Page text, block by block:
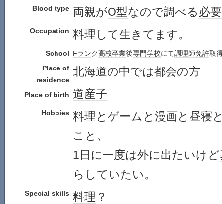
Blood type 両親がO型なので調べる必要
Occupation 料理 して生きて ます。
School Fランク高校卒業後専門学校にて調理師免許取
Place of
residence
北海道の中では都会の方
Place of birth 道産子
Hobbies 料理 と ゲーム と 漫画と昼寝
こと、
1日に一度は外に出たいけど
らしていたい。
Special skills 料理 ？